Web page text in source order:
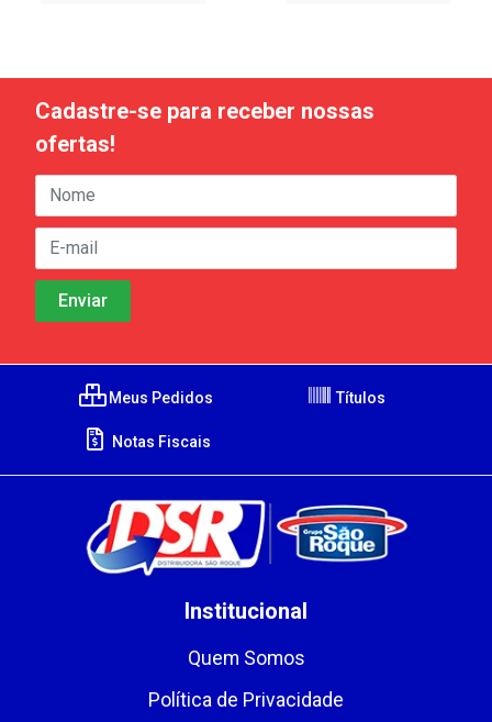
Cadastre-se para receber nossas
ofertas!
Meus Pedidos Títulos
Notas Fiscais
Institucional
Quem Somos
Política de Privacidade